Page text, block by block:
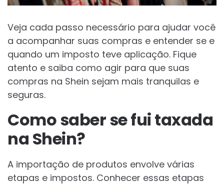
Veja cada passo necessário para ajudar você
a acompanhar suas compras e entender se e
quando um imposto teve aplicação. Fique
atento e saiba como agir para que suas
compras na Shein sejam mais tranquilas e
seguras.
Como saber se fui taxada
na Shein?
A importação de produtos envolve várias
etapas e impostos. Conhecer essas etapas